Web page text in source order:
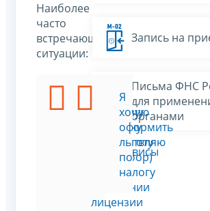
Наиболее
часто
встречающиеся
ситуации:
использую
скважину
(осуществляю
водозабор)
основании
лицензии
Я
хочу
оформить
льготу
по
налогу
Запись на
Письма ФНС
для
органами
Все сервисы